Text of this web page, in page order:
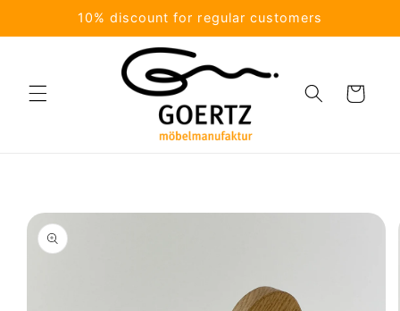
10% discount for regular customers
Cart
Skip to
product
information